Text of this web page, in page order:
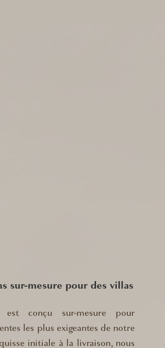
sur-mesure pour des villas
est conçu sur-mesure pour
les plus exigeantes de notre
initiale à la livraison, nous